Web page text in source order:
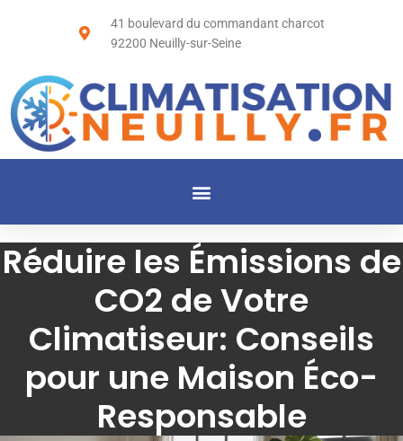
41 boulevard du commandant charcot
92200 Neuilly-sur-Seine
Réduire les Émissions de
CO2 de Votre
Climatiseur: Conseils
pour une Maison Éco-
Responsable